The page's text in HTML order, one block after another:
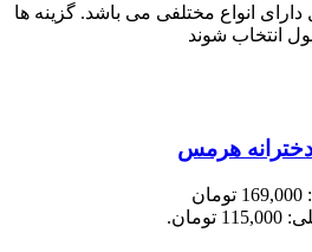
انواع مختلفی می باشد. گزینه ها
انتخاب شوند
قیمت اصلی: 169,000 تومان